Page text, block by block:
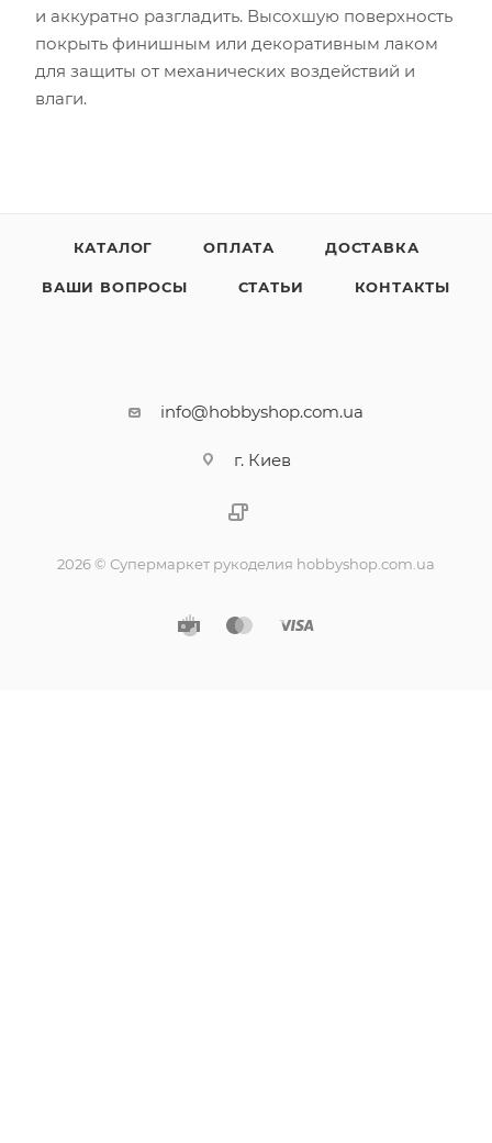
и аккуратно разгладить. Высохшую поверхность
покрыть финишным или декоративным лаком
для защиты от механических воздействий и
влаги.
КАТАЛОГ ОПЛАТА ДОСТАВКА
ВАШИ ВОПРОСЫ СТАТЬИ КОНТАКТЫ
info@hobbyshop.com.ua
г. Киев
2026 © Супермаркет рукоделия hobbyshop.com.ua